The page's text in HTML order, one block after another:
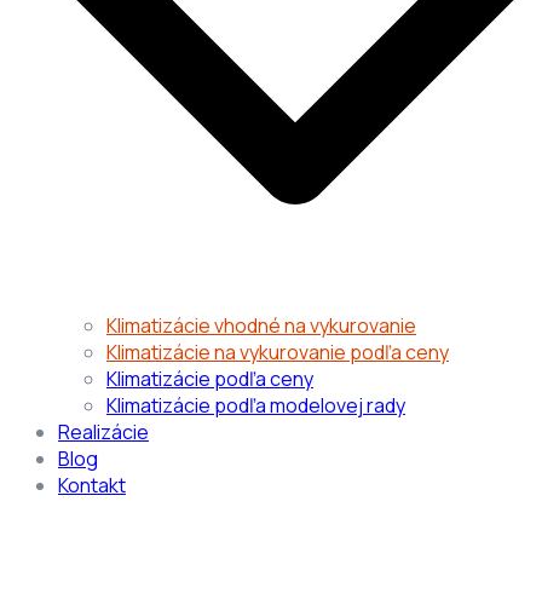
Klimatizácie vhodné na vykurovanie
Klimatizácie na vykurovanie podľa ceny
Klimatizácie podľa ceny
Klimatizácie podľa modelovej rady
Realizácie
Blog
Kontakt